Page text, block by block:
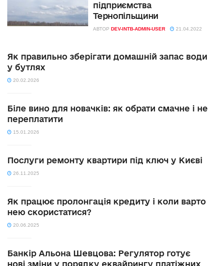
підприємства
Тернопільщини
АВТОР DEV-INTB-ADMIN-USER 21.04.2022
Як правильно зберігати домашній запас води
у бутлях
20.02.2026
Біле вино для новачків: як обрати смачне і не
переплатити
15.01.2026
Послуги ремонту квартири під ключ у Києві
26.11.2025
Як працює пролонгація кредиту і коли варто
нею скористатися?
20.06.2025
Банкір Альона Шевцова: Регулятор готує
нові зміни у порядку еквайрингу платіжних